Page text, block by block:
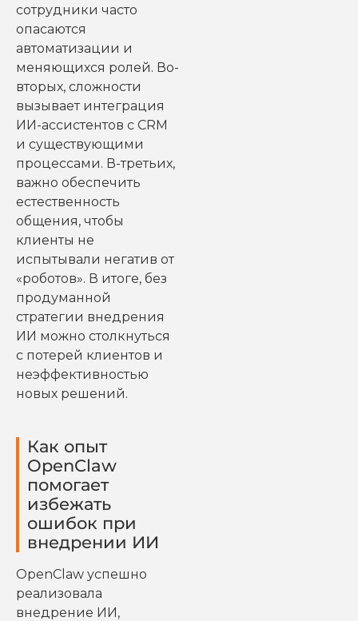
сотрудники часто
опасаются
автоматизации и
меняющихся ролей. Во-
вторых, сложности
вызывает интеграция
ИИ-ассистентов с CRM
и существующими
процессами. В-третьих,
важно обеспечить
естественность
общения, чтобы
клиенты не
испытывали негатив от
«роботов». В итоге, без
продуманной
стратегии внедрения
ИИ можно столкнуться
с потерей клиентов и
неэффективностью
новых решений.
Как опыт
OpenClaw
помогает
избежать
ошибок при
внедрении ИИ
OpenClaw успешно
реализовала
внедрение ИИ,